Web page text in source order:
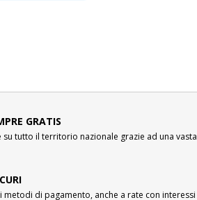
GRATIS
su tutto il territorio nazionale grazie ad una vasta
metodi di pagamento, anche a rate con interessi